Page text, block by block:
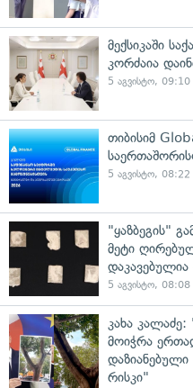
მექსიკაში
კორძაია
5 აგვისტო, 09:10
თიბისიმ
5 აგვისტო, 08:22
"ყაზბეგის"
მეტი
5 აგვისტო, 08:08
კახა
მოიჭრა
დაზიანებული
რისკი"